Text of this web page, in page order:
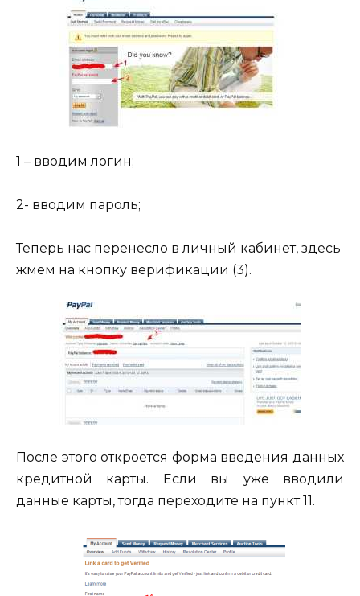
1 – вводим логин;
2- вводим пароль;
Теперь нас перенесло в личный кабинет, здесь
жмем на кнопку верификации (3).
После этого откроется форма введения данных
кредитной карты. Если вы уже вводили
данные карты, тогда переходите на пункт 11.